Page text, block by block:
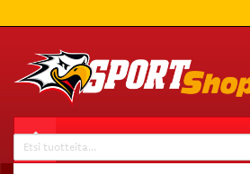
Valitse sivu